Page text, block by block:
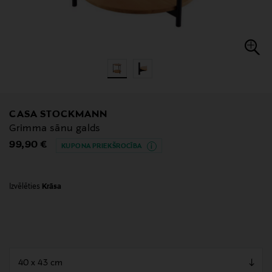
CASA STOCKMANN
Grimma sānu galds
Original Price
99,90 € KUPONA PRIEKŠROCĪBA
Izvēlēties Krāsa